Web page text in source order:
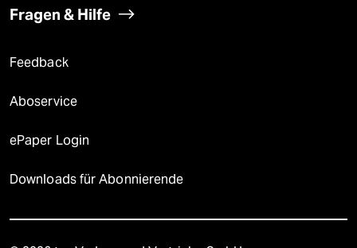
Fragen & Hilfe
Feedback
Aboservice
ePaper Login
Downloads für Abonnierende